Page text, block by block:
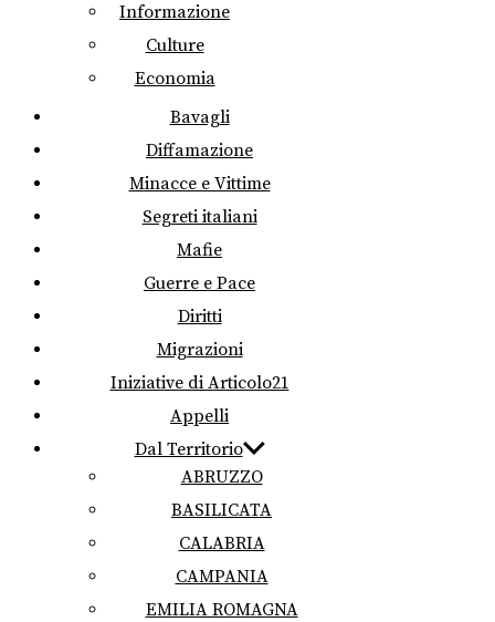
Informazione
Culture
Economia
Bavagli
Diffamazione
Minacce e Vittime
Segreti italiani
Mafie
Guerre e Pace
Diritti
Migrazioni
Iniziative di Articolo21
Appelli
Dal Territorio
ABRUZZO
BASILICATA
CALABRIA
CAMPANIA
EMILIA ROMAGNA